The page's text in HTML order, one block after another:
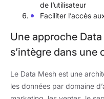
de l’utilisateur
Faciliter l’accès
Une approche
s’intègre dans une
Le Data Mesh est une
les données par domaine